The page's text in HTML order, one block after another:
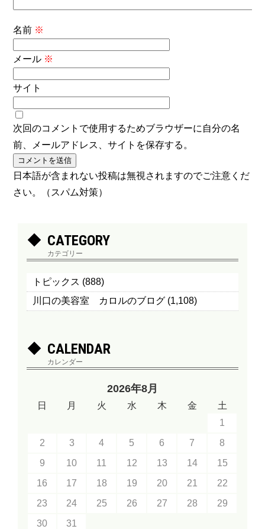
名前 ※
メール ※
サイト
次回のコメントで使用するためブラウザーに自分の名
前、メールアドレス、サイトを保存する。
日本語が含まれない投稿は無視されますのでご注意くだ
さい。（スパム対策）
CATEGORY
カテゴリー
トピックス (888)
川口の美容室 カロルのブログ (1,108)
CALENDAR
カレンダー
2026年8月
日 月 火 水 木 金
土
1
2
3 4 5 6 7
8
9
10 11 12 13 14
15
16
17 18 19 20 21
22
23
24 25 26 27 28
29
30
31